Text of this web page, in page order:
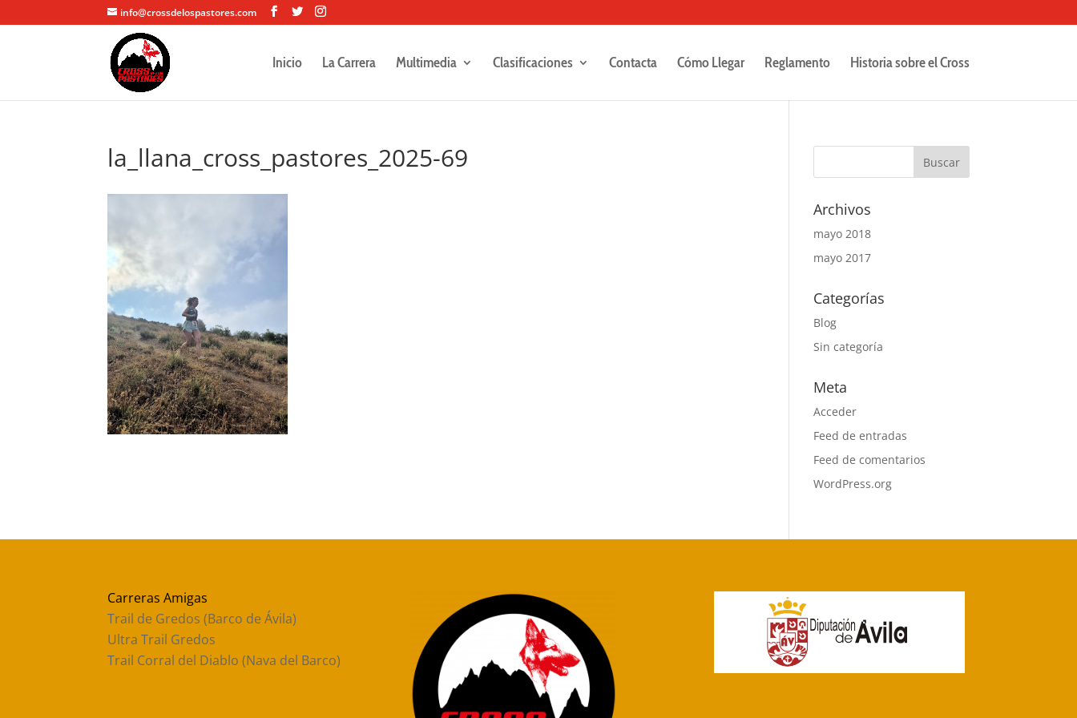
info@crossdelospastores.com
Inicio La Carrera Multimedia Clasificaciones Contacta Cómo Llegar Reglamento Historia sobre el Cross
la_llana_cross_pastores_2025-69
Archivos
mayo 2018
mayo 2017
Categorías
Blog
Sin categoría
Meta
Acceder
Feed de entradas
Feed de comentarios
WordPress.org
Carreras Amigas
Trail de Gredos (Barco de Ávila)
Ultra Trail Gredos
Trail Corral del Diablo (Nava del Barco)